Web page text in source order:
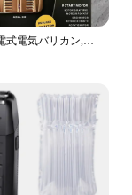
it's a versatile
the set
to
carpenter or
is your
The
blades
男性用の充電式電気バリカン,プロのヘアカット,リチウムプラス,理髪店,17225